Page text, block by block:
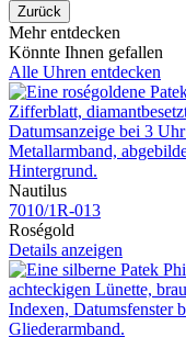
Zurück
Mehr entdecken
Könnte Ihnen gefallen
Alle Uhren entdecken
Nautilus
7010​/1R​-013
Roségold
Details anzeigen